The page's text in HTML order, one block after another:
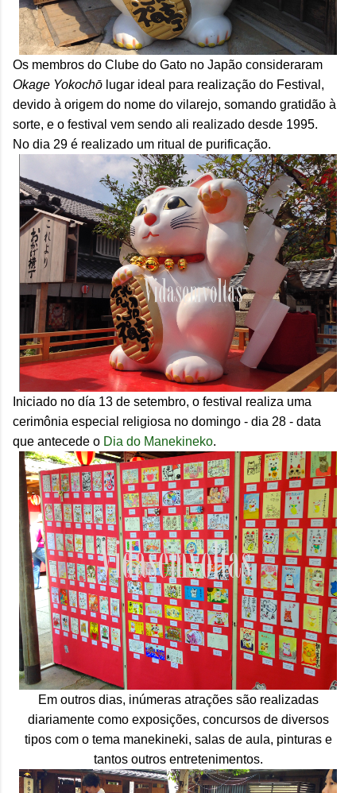
Os membros do Clube do Gato no Japão consideraram
Okage Yokochō lugar ideal para realização do Festival,
devido à origem do nome do vilarejo, somando gratidão à
sorte, e o festival vem sendo ali realizado desde 1995.
No dia 29 é realizado um ritual de purificação.
Iniciado no día 13 de setembro, o festival realiza uma
cerimônia especial religiosa no domingo - dia 28 - data
que antecede o Dia do Manekineko.
Em outros dias, inúmeras atrações são realizadas
diariamente como exposições, concursos de diversos
tipos com o tema manekineki, salas de aula, pinturas e
tantos outros entretenimentos.